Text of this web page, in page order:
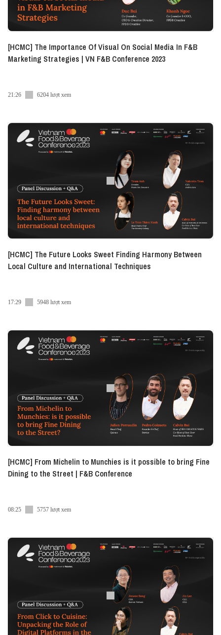
[HCMC] The Importance Of Visual On Social Media In F&B
Marketing Strategies | VN F&B Conference 2023
21:26 6204 lượt xem
[HCMC] The Future Looks Sweet Finding Harmony Between
Local Culture and International Techniques
17:29 5948 lượt xem
[HCMC] From Michelin to Munchies is it possible to bring Fine
Dining to the Street | F&B Conference
08:25 5757 lượt xem